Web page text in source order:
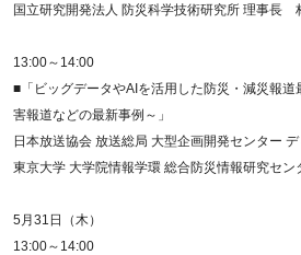
国立研究開発法人 防災科学技術研究所 理事長
13:00～14:00
■「ビッグデータやAIを活用した防災・減災報道
害報道などの最新事例～」
日本放送協会 放送総局 大型企画開発センター
東京大学 大学院情報学環 総合防災情報研究セ
5月31日（木）
13:00～14:00